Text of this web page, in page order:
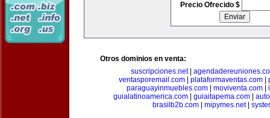
Precio Ofrecido $
Otros dominios en venta:
suscripciones.net|
ventasporemail.com| plataformaventas.com|
paraguayinmuebles.com| moviventa.com|
guialatinoamerica.com
guiaitapema.com
brasilb2b.com| mipymes.net|